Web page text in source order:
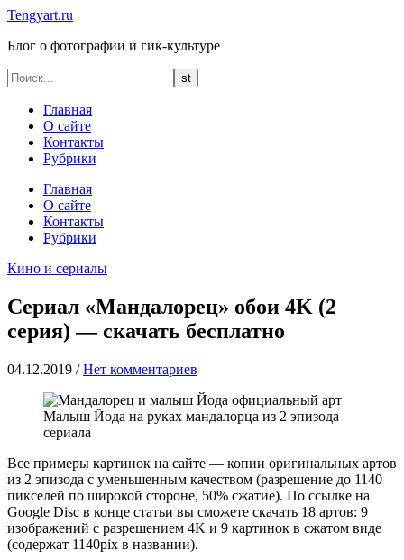
Tengyart.ru
Блог о фотографии и гик-культуре
Главная
О сайте
Контакты
Рубрики
Главная
О сайте
Контакты
Рубрики
Кино и сериалы
Сериал «Мандалорец» обои 4K (2
серия) — скачать бесплатно
04.12.2019 / Нет комментариев
Малыш Йода на руках мандалорца из 2 эпизода
сериала
Все примеры картинок на сайте — копии оригинальных артов
из 2 эпизода с уменьшенным качеством (разрешение до 1140
пикселей по широкой стороне, 50% сжатие). По ссылке на
Google Disc в конце статьи вы сможете скачать 18 артов: 9
изображений с разрешением 4K и 9 картинок в сжатом виде
(содержат 1140pix в названии).